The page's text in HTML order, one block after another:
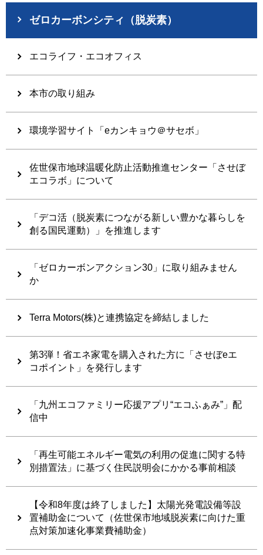
ゼロカーボンシティ（脱炭素）
エコライフ・エコオフィス
本市の取り組み
環境学習サイト「eカンキョウ＠サセボ」
佐世保市地球温暖化防止活動推進センター「させぼ
エコラボ」について
「デコ活（脱炭素につながる新しい豊かな暮らしを
創る国民運動）」を推進します
「ゼロカーボンアクション30」に取り組みません
か
Terra Motors(株)と連携協定を締結しました
第3弾！省エネ家電を購入された方に「させぼeエ
コポイント」を発行します
「九州エコファミリー応援アプリ“エコふぁみ”」配
信中
「再生可能エネルギー電気の利用の促進に関する特
別措置法」に基づく住民説明会にかかる事前相談
【令和8年度は終了しました】太陽光発電設備等設
置補助金について（佐世保市地域脱炭素に向けた重
点対策加速化事業費補助金）